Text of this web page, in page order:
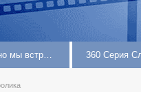
← 362 Серия Случайно или нет, но мы встретились